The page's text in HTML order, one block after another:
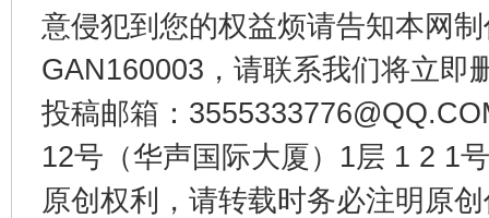
意侵犯到您的权益烦请告知本网
GAN160003，请联系我们将立即
投稿邮箱：
12号（华声国际大厦）1层 1 2 1
原创权利，请转载时务必注明原
全民健身五年计划来了！等你上场